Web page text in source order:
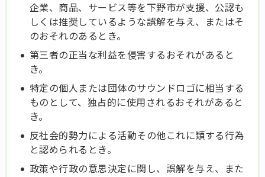
企業、商品、サービス等を下野市が支援、公認も
しくは推奨しているような誤解を与え、またはそ
のおそれのあるとき。
第三者の正当な利益を侵害するおそれがあると
き。
特定の個人または団体のサウンドロゴに相当する
ものとして、独占的に使用されるおそれがあると
き。
反社会的勢力による活動その他これに類する行為
と認められるとき。
政策や行政の意思決定に関し、誤解を与え、また